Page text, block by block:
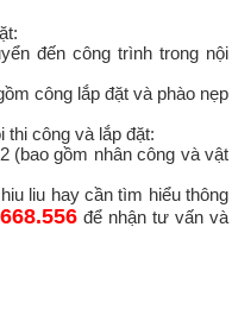
đến công trình trong nội
công lắp đặt và phào nẹp
thi công và lắp đặt:
(bao gồm nhân công và vật
liu hay cần tìm hiểu thông
để nhận tư vấn và